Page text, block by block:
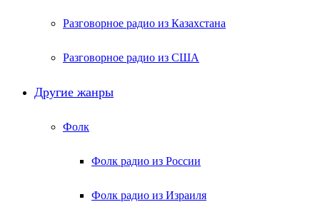
Разговорное радио из Казахстана
Разговорное радио из США
Другие жанры
Фолк
Фолк радио из России
Фолк радио из Израиля